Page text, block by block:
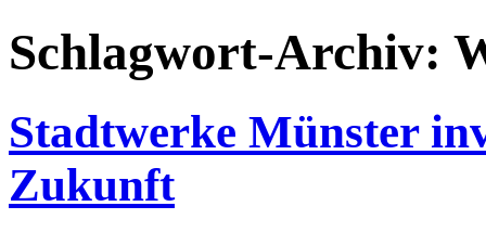
Schlagwort-Archiv:
Stadtwerke Münster
Zukunft